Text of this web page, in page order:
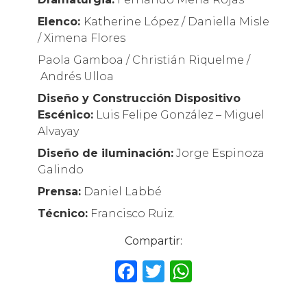
Elenco: Katherine López / Daniella Misle
/ Ximena Flores
Paola Gamboa / Christián Riquelme /
Andrés Ulloa
Diseño y Construcción Dispositivo
Escénico:Luis Felipe González – Miguel
Alvayay
Diseño de iluminación:Jorge Espinoza
Galindo
Prensa:Daniel Labbé
Técnico:Francisco Ruiz.
Compartir:
F T W